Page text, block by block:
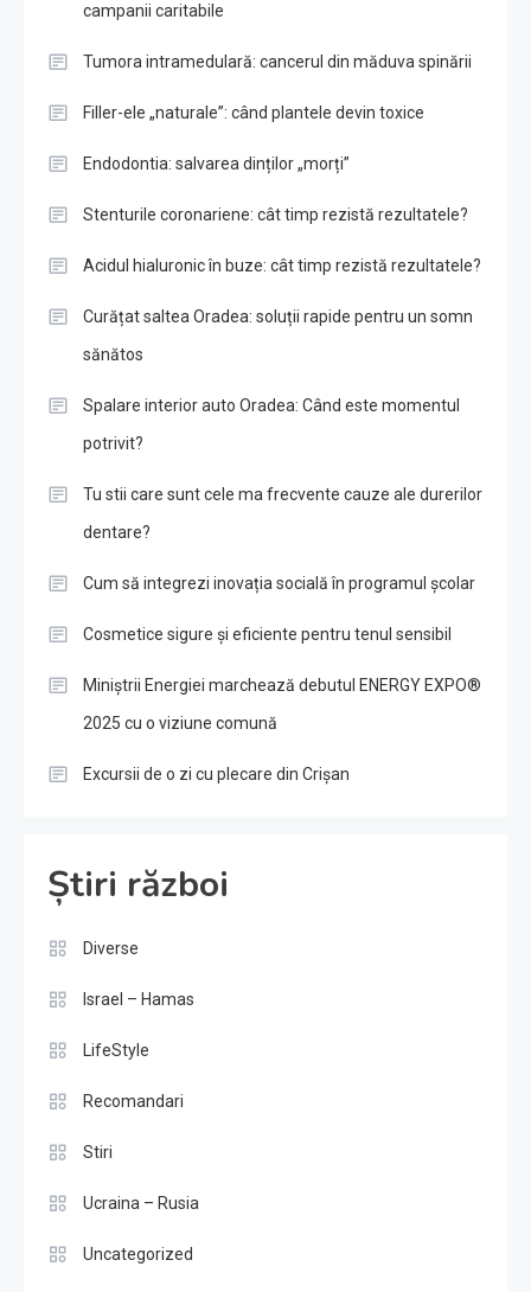
campanii caritabile
Tumora intramedulară: cancerul din măduva spinării
Filler-ele „naturale”: când plantele devin toxice
Endodontia: salvarea dinților „morți”
Stenturile coronariene: cât timp rezistă rezultatele?
Acidul hialuronic în buze: cât timp rezistă rezultatele?
Curățat saltea Oradea: soluții rapide pentru un somn
sănătos
Spalare interior auto Oradea: Când este momentul
potrivit?
Tu stii care sunt cele ma frecvente cauze ale durerilor
dentare?
Cum să integrezi inovația socială în programul școlar
Cosmetice sigure și eficiente pentru tenul sensibil
Miniștrii Energiei marchează debutul ENERGY EXPO®
2025 cu o viziune comună
Excursii de o zi cu plecare din Crișan
Știri război
Diverse
Israel – Hamas
LifeStyle
Recomandari
Stiri
Ucraina – Rusia
Uncategorized